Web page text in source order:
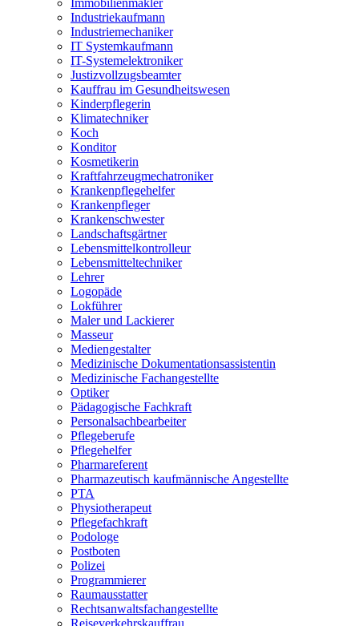
Immobilienmakler
Industriekaufmann
Industriemechaniker
IT Systemkaufmann
IT-Systemelektroniker
Justizvollzugsbeamter
Kauffrau im Gesundheitswesen
Kinderpflegerin
Klimatechniker
Koch
Konditor
Kosmetikerin
Kraftfahrzeugmechatroniker
Krankenpflegehelfer
Krankenpfleger
Krankenschwester
Landschaftsgärtner
Lebensmittelkontrolleur
Lebensmitteltechniker
Lehrer
Logopäde
Lokführer
Maler und Lackierer
Masseur
Mediengestalter
Medizinische Dokumentationsassistentin
Medizinische Fachangestellte
Optiker
Pädagogische Fachkraft
Personalsachbearbeiter
Pflegeberufe
Pflegehelfer
Pharmareferent
Pharmazeutisch kaufmännische Angestellte
PTA
Physiotherapeut
Pflegefachkraft
Podologe
Postboten
Polizei
Programmierer
Raumausstatter
Rechtsanwaltsfachangestellte